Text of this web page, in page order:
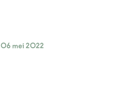
contact
06 mei 2022